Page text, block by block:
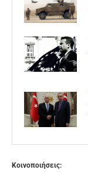
Κοινοποιήσεις: